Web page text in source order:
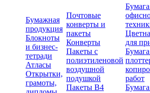
Бумажная
продукция
Блокноты
и бизнес-
тетради
Атласы
Открытки,
грамоты,
Почтовые
конверты и
пакеты
Конверты
Пакеты с
полиэтиленовой
воздушной
подушкой
Пакеты В4
для
работ